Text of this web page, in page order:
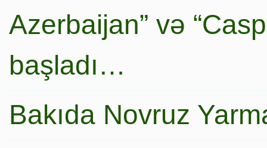
Azerbaijan” və
başladı…
Bakıda Novruz